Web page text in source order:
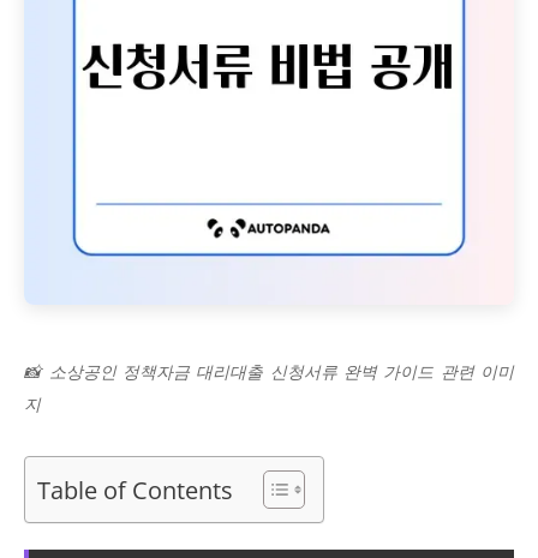
📸 소상공인 정책자금 대리대출 신청서류 완벽 가이드 관련 이미
지
Table of Contents